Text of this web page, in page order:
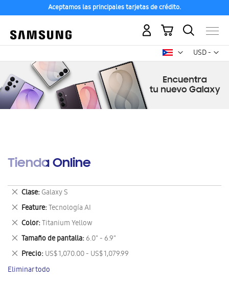
Aceptamos las principales tarjetas de crédito.
USD -
dólar
Mi carrito
Tienda Online
Clase Galaxy S
Eliminar
este
artículo
Feature Tecnología AI
Eliminar
este
artículo
Color Titanium Yellow
Eliminar
este
artículo
Tamaño de pantalla 6.0" - 6.9"
Eliminar
este
artículo
Precio US$ 1,070.00 - US$ 1,079.99
Eliminar
este
artículo
Eliminar todo